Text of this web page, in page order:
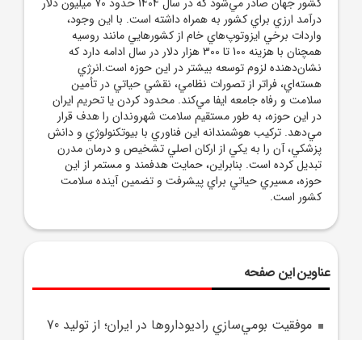
درآمد ارزي براي کشور به همراه داشته است. با اين وجود،
واردات برخي ايزوتوپ‌هاي خام از کشورهايي مانند روسيه
همچنان با هزينه 100 تا 300 هزار دلار در سال ادامه دارد که
نشان‌دهنده لزوم توسعه بيشتر در اين حوزه است.انرژي
هسته‌اي، فراتر از تصورات نظامي، نقشي حياتي در تأمين
سلامت و رفاه جامعه ايفا مي‌کند. محدود کردن يا تحريم ايران
در اين حوزه، به طور مستقيم سلامت شهروندان را هدف قرار
مي‌دهد. ترکيب هوشمندانه اين فناوري با بيوتکنولوژي و دانش
پزشکي، آن را به يکي از ارکان اصلي تشخيص و درمان مدرن
تبديل کرده است. بنابراين، حمايت هدفمند و مستمر از اين
حوزه، مسيري حياتي براي پيشرفت و تضمين آينده سلامت
کشور است.
عناوین این صفحه
موفقيت بومي‌سازي راديوداروها در ايران؛ از توليد 70